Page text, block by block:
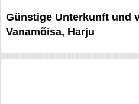
Günstige Unterkunft und
Vanamõisa, Harju